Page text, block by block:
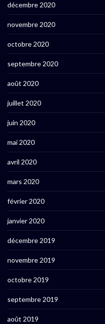
décembre 2020
novembre 2020
octobre 2020
septembre 2020
août 2020
juillet 2020
juin 2020
mai 2020
avril 2020
mars 2020
février 2020
janvier 2020
décembre 2019
novembre 2019
octobre 2019
septembre 2019
août 2019